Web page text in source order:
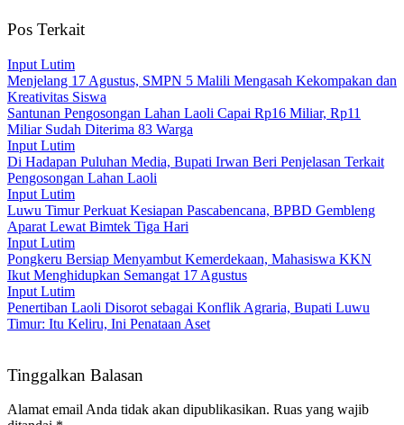
Pos Terkait
Input Lutim
Menjelang 17 Agustus, SMPN 5 Malili Mengasah Kekompakan dan
Kreativitas Siswa
Santunan Pengosongan Lahan Laoli Capai Rp16 Miliar, Rp11
Miliar Sudah Diterima 83 Warga
Input Lutim
Di Hadapan Puluhan Media, Bupati Irwan Beri Penjelasan Terkait
Pengosongan Lahan Laoli
Input Lutim
Luwu Timur Perkuat Kesiapan Pascabencana, BPBD Gembleng
Aparat Lewat Bimtek Tiga Hari
Input Lutim
Pongkeru Bersiap Menyambut Kemerdekaan, Mahasiswa KKN
Ikut Menghidupkan Semangat 17 Agustus
Input Lutim
Penertiban Laoli Disorot sebagai Konflik Agraria, Bupati Luwu
Timur: Itu Keliru, Ini Penataan Aset
Tinggalkan Balasan
Alamat email Anda tidak akan dipublikasikan. Ruas yang wajib